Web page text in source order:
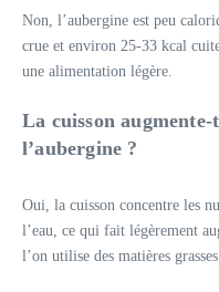
Non, l’aubergine est peu
crue et environ 25-33 kcal
une alimentation légère.
La cuisson
l’aubergine ?
Oui, la cuisson concentre les
l’eau, ce qui fait légèrement
l’on utilise des matières grasses.